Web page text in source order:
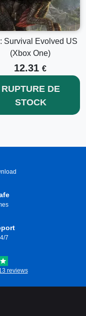
Survival Evolved US
(Xbox One)
12.31 €
RUPTURE DE
STOCK
7
reviews